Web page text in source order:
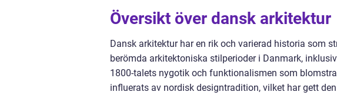
Översikt över dansk arkitektur
Dansk arkitektur har en rik och varierad historia som
berömda arkitektoniska stilperioder i Danmark,
1800-talets nygotik och funktionalismen som
influerats av nordisk designtradition, vilket har gett